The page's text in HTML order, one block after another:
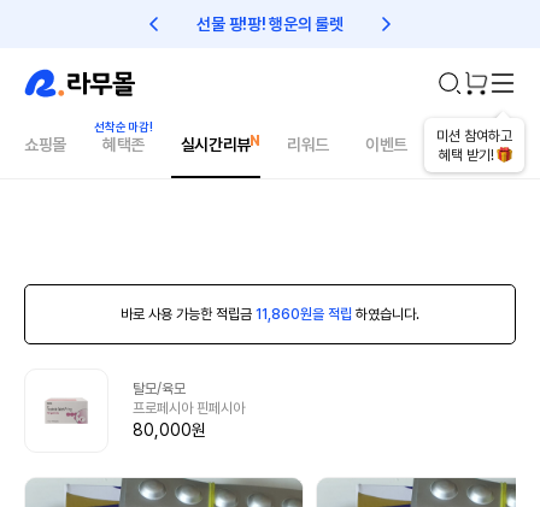
선물 팡!팡! 행운의 룰렛 친구초대 1만원 리워드!
미션 참여하고
혜택 받기!
쇼핑몰 혜택존 실시간리뷰 리워드 이벤트 건강매거진
바로 사용 가능한 적립금 11,860원을 적립 하였습니다.
탈모/육모
프로페시아 핀페시아
80,000원